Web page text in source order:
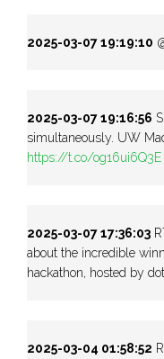
2025-03-07 19:19:10
2025-03-07 19:16:56
simultaneously. UW
https://t.co/og16ui6Q3E
2025-03-07 17:36:03
about the incredible
hackathon, hosted by
2025-03-04 01:58:52